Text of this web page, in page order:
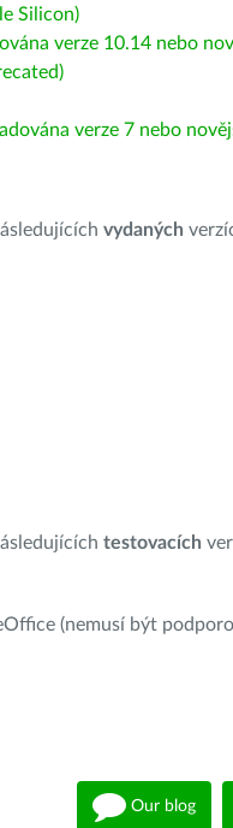
Silicon)
verze 10.14 nebo
verze 7 nebo
vydaných
testovacích
(nemusí být
Our blog